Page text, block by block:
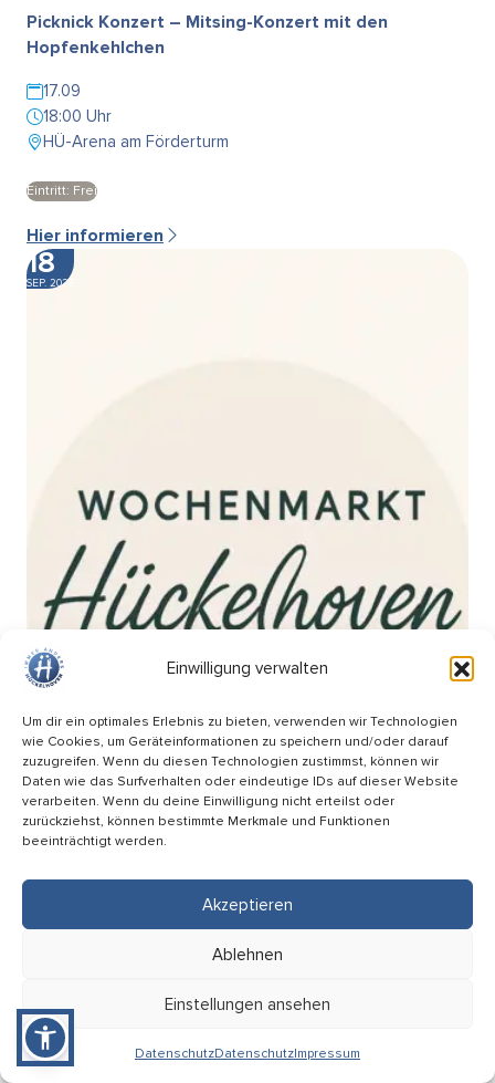
Einwilligung verwalten
Um dir ein optimales Erlebnis zu bieten, verwenden wir Technologien
wie Cookies, um Geräteinformationen zu speichern und/oder darauf
zuzugreifen. Wenn du diesen Technologien zustimmst, können wir
Daten wie das Surfverhalten oder eindeutige IDs auf dieser Website
verarbeiten. Wenn du deine Einwilligung nicht erteilst oder
zurückziehst, können bestimmte Merkmale und Funktionen
beeinträchtigt werden.
Akzeptieren
Ablehnen
Einstellungen ansehen
DatenschutzDatenschutzImpressum
Picknick Konzert – Mitsing-Konzert mit den
Hopfenkehlchen
17.09
18:00 Uhr
HÜ-Arena am Förderturm
Eintritt: Frei
Hier informieren
18
SEP. 2026
Wochenmarkt am Breteuilplatz
08:00 Uhr
Hückelhoven (Breteuilplatz)